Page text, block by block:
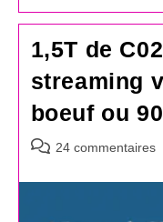
1,5T de
streaming
boeuf ou
Commentaires
la
24 commentaires